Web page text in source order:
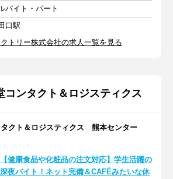
バイト・パート
口駅
トリー株式会社の求人一覧を見る
コンタクト＆ロジスティクス
クト＆ロジスティクス 熊本センター
【健康食品や化粧品の注文対応】学生活躍の
深夜バイト！ネット完備＆CAFÉみたいな休